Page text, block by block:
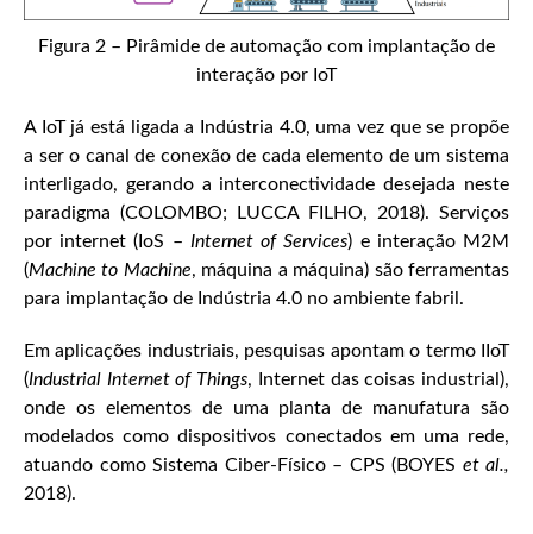
Figura 2 – Pirâmide de automação com implantação de
interação por IoT
A IoT já está ligada a Indústria 4.0, uma vez que se propõe
a ser o canal de conexão de cada elemento de um sistema
interligado, gerando a interconectividade desejada neste
paradigma (COLOMBO; LUCCA FILHO, 2018). Serviços
por internet (IoS – Internet of Services) e interação M2M
(Machine to Machine, máquina a máquina) são ferramentas
para implantação de Indústria 4.0 no ambiente fabril.
Em aplicações industriais, pesquisas apontam o termo IIoT
(Industrial Internet of Things, Internet das coisas industrial),
onde os elementos de uma planta de manufatura são
modelados como dispositivos conectados em uma rede,
atuando como Sistema Ciber-Físico – CPS (BOYES et al.,
2018).